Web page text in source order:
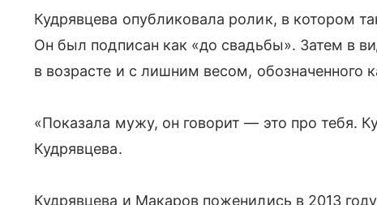
Кудрявцева опубликовала ролик, в котором
Он был подписан как «до свадьбы». Затем в
в возрасте и с лишним весом, обозначенного
«Показала мужу, он говорит — это про тебя.
Кудрявцева.
Кудрявцева и Макаров поженились в 2013